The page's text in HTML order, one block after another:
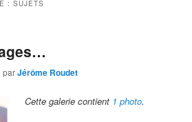
:SUJETS
parJérôme Roudet
Cette galerie contient 1 photo.